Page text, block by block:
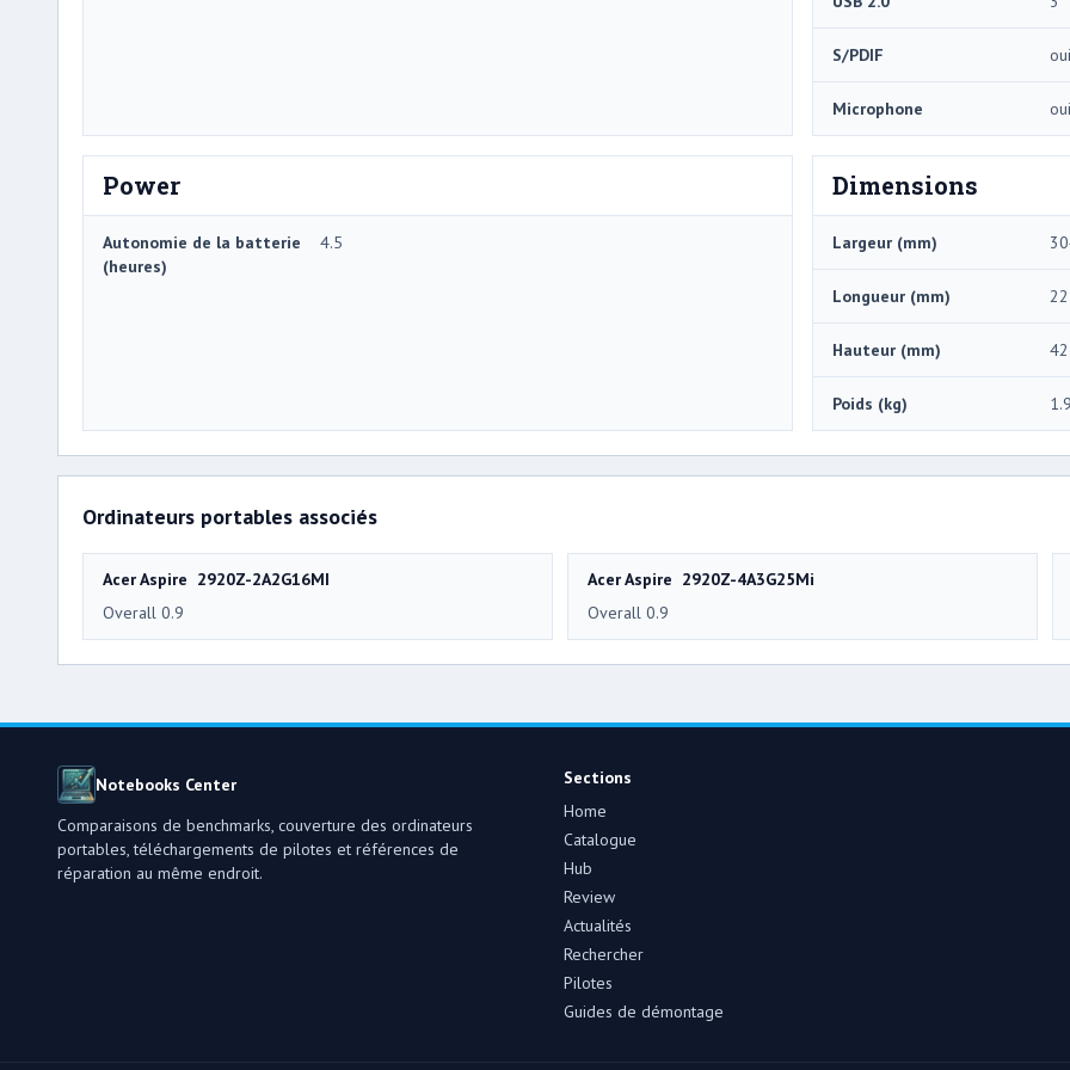
S/PDIF oui
Microphone oui
Power
Autonomie de la batterie
(heures)
4.5
Dimensions
Largeur (mm)
Longueur (mm)
Hauteur (mm) 42
Poids (kg)
Ordinateurs portables associés
Acer Aspire 2920Z-2A2G16MI
Overall 0.9
Acer Aspire 2920Z-4A3G25Mi
Overall 0.9
Notebooks Center
Comparaisons de benchmarks, couverture des ordinateurs
portables, téléchargements de pilotes et références de
réparation au même endroit.
Sections
Home
Catalogue
Hub
Review
Actualités
Rechercher
Pilotes
Guides de démontage